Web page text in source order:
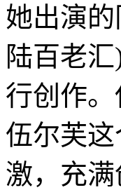
她出演
陆百老
行创作
伍尔芙
激，充